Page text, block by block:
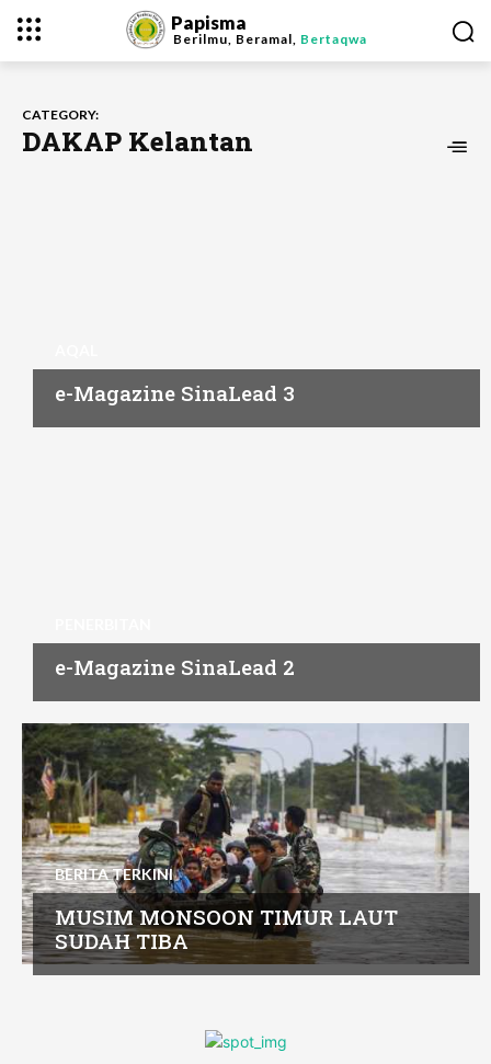
Papisma
Berilmu, Beramal, Bertaqwa
CATEGORY:
DAKAP Kelantan
e-Magazine SinaLead 3
e-Magazine SinaLead 2
BERITA TERKINI
MUSIM MONSOON TIMUR LAUT
SUDAH TIBA